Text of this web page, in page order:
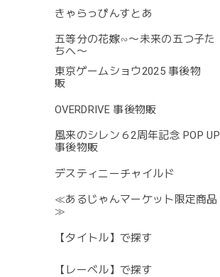
きゃらっぴんすとあ
五等分の花嫁∽〜未来の五つ子た
ちへ〜
東京ゲームショウ2025 事後物
販
OVERDRIVE 事後物販
風来のシレン６2周年記念 POP UP
事後物販
デスティニーチャイルド
≪あるじゃんマーケット限定商品
≫
【タイトル】で探す
【レーベル】で探す